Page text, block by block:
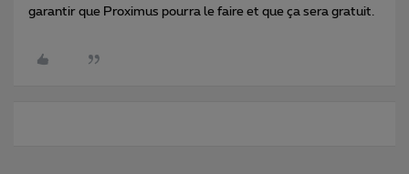
garantir que Proximus pourra le faire et que ça sera gratuit.